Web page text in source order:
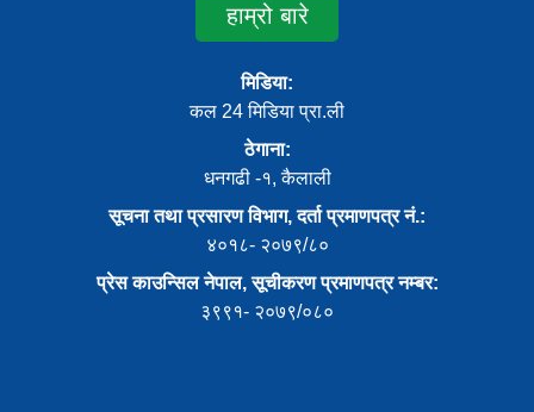
हाम्रो बारे
मिडिया:
कल 24 मिडिया प्रा.ली
ठेगाना:
धनगढी -१, कैलाली
सूचना तथा प्रसारण विभाग, दर्ता प्रमाणपत्र नं.:
४०१८- २०७९/८०
प्रेस काउन्सिल नेपाल, सूचीकरण प्रमाणपत्र नम्बर:
३९९१- २०७९/०८०